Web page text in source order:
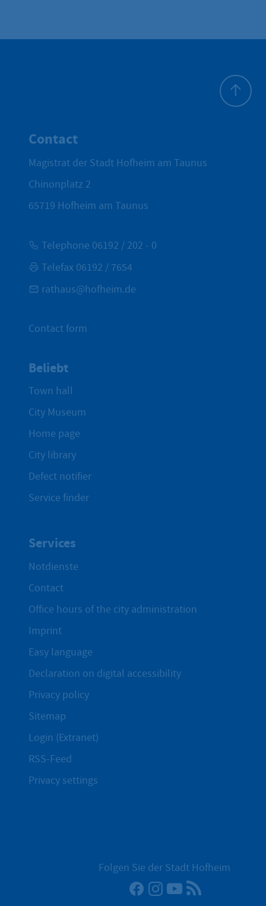
Contact
Magistrat der Stadt Hofheim am Taunus
Chinonplatz 2
65719 Hofheim am Taunus
Telephone 06192 / 202 - 0
Telefax 06192 / 7654
rathaus@hofheim.de
Contact form
Beliebt
Town hall
City Museum
Home page
City library
Defect notifier
Service finder
Services
Notdienste
Contact
Office hours of the city administration
Imprint
Easy language
Declaration on digital accessibility
Privacy policy
Sitemap
Login (Extranet)
RSS-Feed
Privacy settings
Folgen Sie der Stadt Hofheim
Facebook
Instagram
YouTube